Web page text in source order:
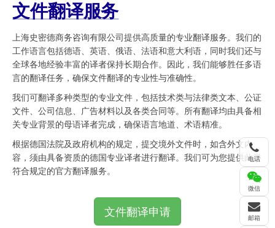
文件翻译服务
上海史密德商务咨询有限公司提供高质量的专业翻译服务。我们的
工作语言包括德语、英语、俄语、法语和意大利语，同时我们还与
全球各地经验丰富的译者保持长期合作。因此，我们能够胜任多语
言的翻译任务，确保文件翻译的专业性与准确性。
我们可翻译多种类型的专业文件，包括技术类与法律类文本、公证
文件、公司信息、广告材料以及各类合同等。所有翻译均由具备相
关专业背景的母语译者完成，确保语言地道、术语精准。
根据德国法院及政府机构的规定，提交境外文件时，如含外文内
容，须由具备资质的德国专业译者进行翻译。我们可为您提供此类
符合规定的官方翻译服务。
文件翻译申请
电话
微信
邮箱